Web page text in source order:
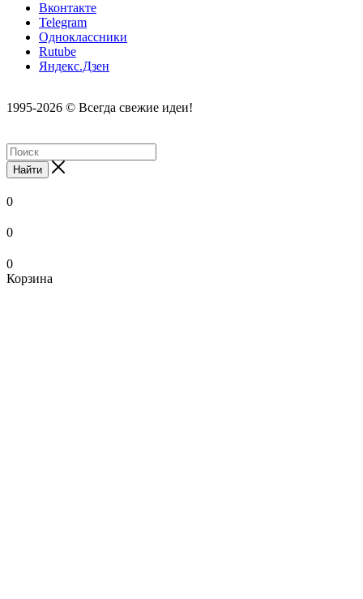
Вконтакте
Telegram
Одноклассники
Rutube
Яндекс.Дзен
1995-2026 © Всегда свежие идеи!
Найти
0
0
0
Корзина